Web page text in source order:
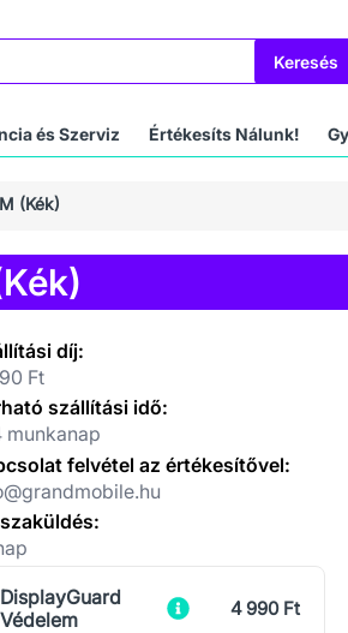
Keresés
és Szerviz Értékesíts Nálunk!
(Kék)
díj:
Ft
szállítási idő:
munkanap
felvétel az értékesítővel:
DisplayGuard
Védelem
4 990 Ft